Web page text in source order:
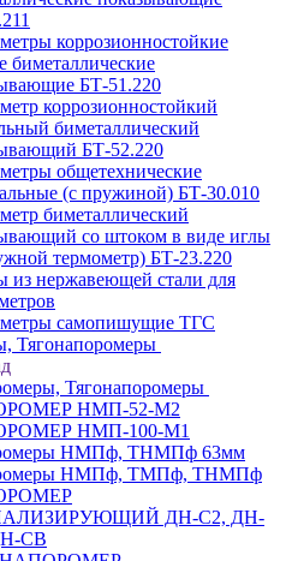
коррозионностойкие
биметаллические
БТ-51.220
коррозионностойкий
биметаллический
БТ-52.220
общетехнические
(с пружиной) БТ-30.010
биметаллический
со штоком в виде иглы
термометр) БТ-23.220
из нержавеющей стали для
самопишущие ТГС
Тягонапоромеры
Тягонапоромеры
НМП-52-М2
НМП-100-М1
НМПф, ТНМПф 63мм
НМПф, ТМПф, ТНМПф
ДН-С2, ДН-
СВ